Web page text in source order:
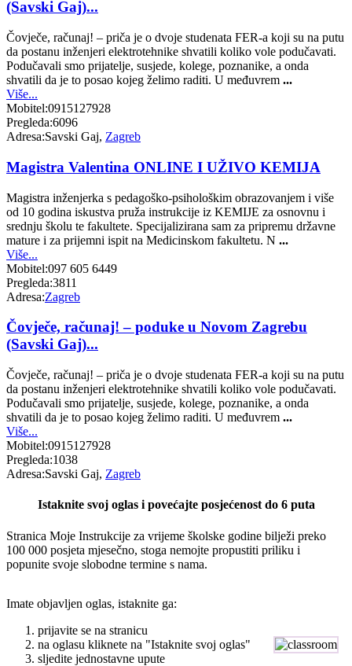
(Savski Gaj)...
Čovječe, računaj! – priča je o dvoje studenata FER-a koji su na putu
da postanu inženjeri elektrotehnike shvatili koliko vole podučavati.
Podučavali smo prijatelje, susjede, kolege, poznanike, a onda
shvatili da je to posao kojeg želimo raditi. U međuvrem ...
Više...
Mobitel:0915127928
Pregleda:6096
Adresa:Savski Gaj, Zagreb
Magistra Valentina ONLINE I UŽIVO KEMIJA
Magistra inženjerka s pedagoško-psihološkim obrazovanjem i više
od 10 godina iskustva pruža instrukcije iz KEMIJE za osnovnu i
srednju školu te fakultete. Specijalizirana sam za pripremu državne
mature i za prijemni ispit na Medicinskom fakultetu. N ...
Više...
Mobitel:097 605 6449
Pregleda:3811
Adresa:Zagreb
Čovječe, računaj! – poduke u Novom Zagrebu
(Savski Gaj)...
Čovječe, računaj! – priča je o dvoje studenata FER-a koji su na putu
da postanu inženjeri elektrotehnike shvatili koliko vole podučavati.
Podučavali smo prijatelje, susjede, kolege, poznanike, a onda
shvatili da je to posao kojeg želimo raditi. U međuvrem ...
Više...
Mobitel:0915127928
Pregleda:1038
Adresa:Savski Gaj, Zagreb
Istaknite svoj oglas i povećajte posjećenost do 6 puta
Stranica Moje Instrukcije za vrijeme školske godine bilježi preko
100 000 posjeta mjesečno, stoga nemojte propustiti priliku i
popunite svoje slobodne termine s nama.
Imate objavljen oglas, istaknite ga:
prijavite se na stranicu
na oglasu kliknete na "Istaknite svoj oglas"
sljedite jednostavne upute